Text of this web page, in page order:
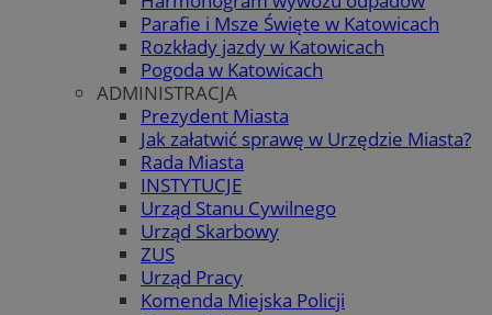
Parafie i Msze Święte w Katowicach
Rozkłady jazdy w Katowicach
Pogoda w Katowicach
ADMINISTRACJA
Prezydent Miasta
Jak załatwić sprawę w Urzędzie Miasta?
Rada Miasta
INSTYTUCJE
Urząd Stanu Cywilnego
Urząd Skarbowy
ZUS
Urząd Pracy
Komenda Miejska Policji